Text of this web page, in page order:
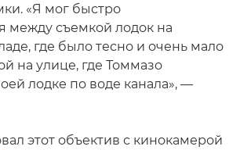
«Я мог быстро
между съемкой лодок на
где было тесно и очень мало
на улице, где Томмазо
лодке по воде канала», —
этот объектив с кинокамерой